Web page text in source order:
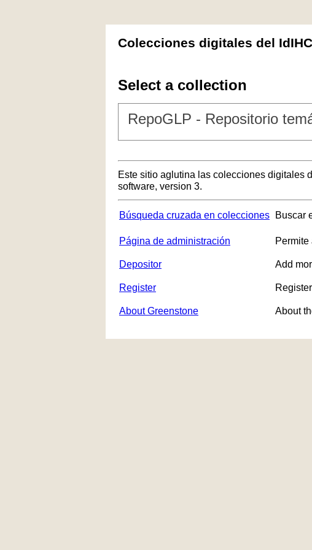
Colecciones digitales del
Select a collection
RepoGLP - Repositorio
Este sitio aglutina las colecciones digitales
software, version 3.
Búsqueda cruzada en colecciones Buscar
Página de administración
Depositor Add
Register
About Greenstone About